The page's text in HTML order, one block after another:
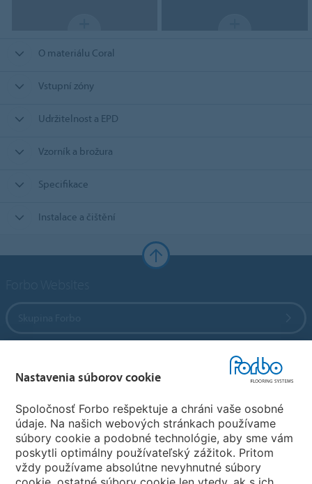
O materiálu Coral
Vstupní zóny
Udržitelnost a EPD
Vzorník a brožura
Specifikace
Instalace a čištění
Zvoľte krajinu
Nastavenia súborov cookie
Spoločnosť Forbo rešpektuje a chráni vaše osobné
údaje. Na našich webových stránkach používame
súbory cookie a podobné technológie, aby sme vám
poskytli optimálny používateľský zážitok. Pritom
vždy používame absolútne nevyhnutné súbory